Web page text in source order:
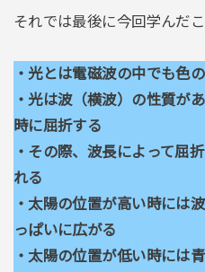
それでは最後に今回学んだ
・光とは電磁波の中でも色
・光は波（横波）の性質が
時に屈折する
・その際、波長によって屈
れる
・太陽の位置が高い時には
っぱいに広がる
・太陽の位置が低い時には